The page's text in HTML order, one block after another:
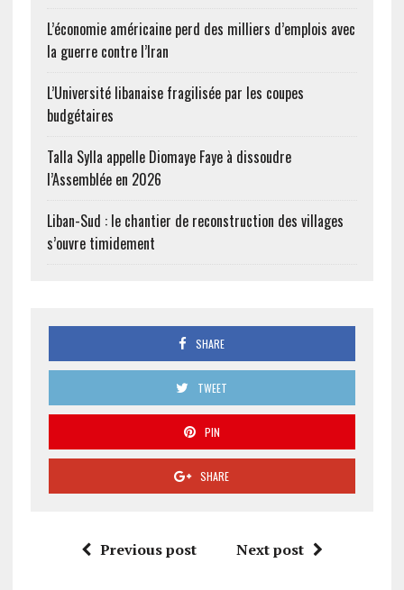
L’économie américaine perd des milliers d’emplois avec
la guerre contre l’Iran
L’Université libanaise fragilisée par les coupes
budgétaires
Talla Sylla appelle Diomaye Faye à dissoudre
l’Assemblée en 2026
Liban-Sud : le chantier de reconstruction des villages
s’ouvre timidement
SHARE
TWEET
PIN
SHARE
Previous post Next post